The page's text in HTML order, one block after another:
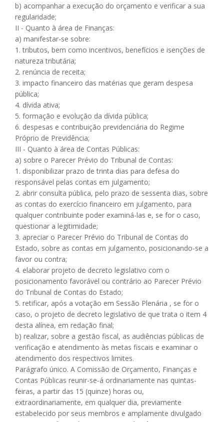
b) acompanhar a execução do orçamento e verificar a sua
regularidade;
II - Quanto à área de Finanças:
a) manifestar-se sobre:
1. tributos, bem como incentivos, benefícios e isenções de
natureza tributária;
2. renúncia de receita;
3. impacto financeiro das matérias que geram despesa
pública;
4. dívida ativa;
5. formação e evolução da dívida pública;
6. despesas e contribuição previdenciária do Regime
Próprio de Previdência;
III - Quanto à área de Contas Públicas:
a) sobre o Parecer Prévio do Tribunal de Contas:
1. disponibilizar prazo de trinta dias para defesa do
responsável pelas contas em julgamento;
2. abrir consulta pública, pelo prazo de sessenta dias, sobre
as contas do exercício financeiro em julgamento, para
qualquer contribuinte poder examiná-las e, se for o caso,
questionar a legitimidade;
3. apreciar o Parecer Prévio do Tribunal de Contas do
Estado, sobre as contas em julgamento, posicionando-se a
favor ou contra;
4. elaborar projeto de decreto legislativo com o
posicionamento favorável ou contrário ao Parecer Prévio
do Tribunal de Contas do Estado;
5. retificar, após a votação em Sessão Plenária , se for o
caso, o projeto de decreto legislativo de que trata o item 4
desta alínea, em redação final;
b) realizar, sobre a gestão fiscal, as audiências públicas de
verificação e atendimento às metas fiscais e examinar o
atendimento dos respectivos limites.
Parágrafo único. A Comissão de Orçamento, Finanças e
Contas Públicas reunir-se-á ordinariamente nas quintas-
feiras, a partir das 15 (quinze) horas ou,
extraordinariamente, em qualquer dia, previamente
estabelecido por seus membros e amplamente divulgado